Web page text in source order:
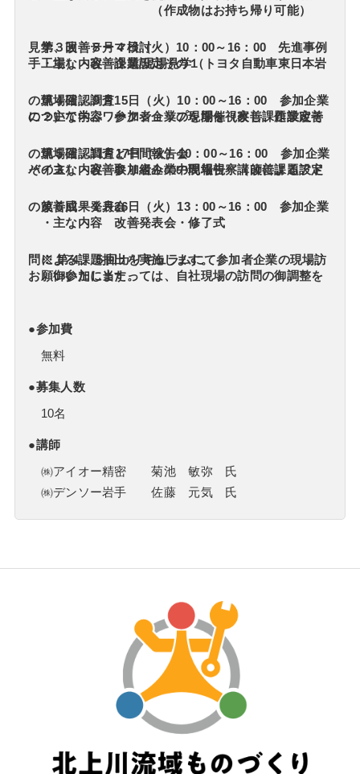
（作成物はお持ち帰り可能）
第３回 ８月４日（火）10：00～16：00 先進事例見学、改善テーマ検討
・主な内容 企業/現場見学（トヨタ自動車東日本岩手工場）・改善課題設定その１
第４回 ９月15日（火）10：00～16：00 参加企業の現場確認調査
・主な内容 参加者企業の現場を視察し、作業改善について学ぶワークショップを開催（改善課題設定その２）
第５回 11月17日（火）10：00～16：00 参加企業の現場確認調査と中間報告会
・主な内容 参加者企業の現場視察（改善課題設定その３）・改善取り組みの中間報告・講師によるアドバイス
第６回 １月26日（火）13：00～16：00 参加企業の改善成果発表会
・主な内容 改善発表会・修了式
※ 第４、５回カリキュラムにて参加者企業の現場訪問による課題抽出を実施します。
御参加に当たっては、自社現場の訪問の御調整をお願いいたします。
●参加費
無料
●募集人数
10名
●講師
㈱アイオー精密 菊池 敏弥 氏
㈱デンソー岩手 佐藤 元気 氏